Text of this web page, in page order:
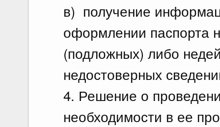
в) получение
оформлении паспорта
(подложных) либо
недостоверных
4. Решение о
необходимости в ее